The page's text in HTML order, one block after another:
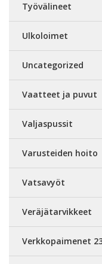
Työvälineet
Ulkoloimet
Uncategorized
Vaatteet ja puvut
Valjaspussit
Varusteiden hoito
Vatsavyöt
Veräjätarvikkeet
Verkkopaimenet